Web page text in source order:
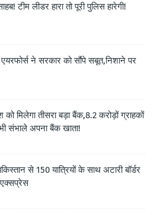
टीम लीडर हारा तो पूरी पुलिस हारेगी!
ने सरकार को सौंपे सबूत,निशाने पर
मिलेगा तीसरा बड़ा बैंक,8.2 करोड़ों ग्राहकों
संभाले अपना बैंक खाता!
से 150 यात्रियों के साथ अटारी बॉर्डर
एक्सप्रेस